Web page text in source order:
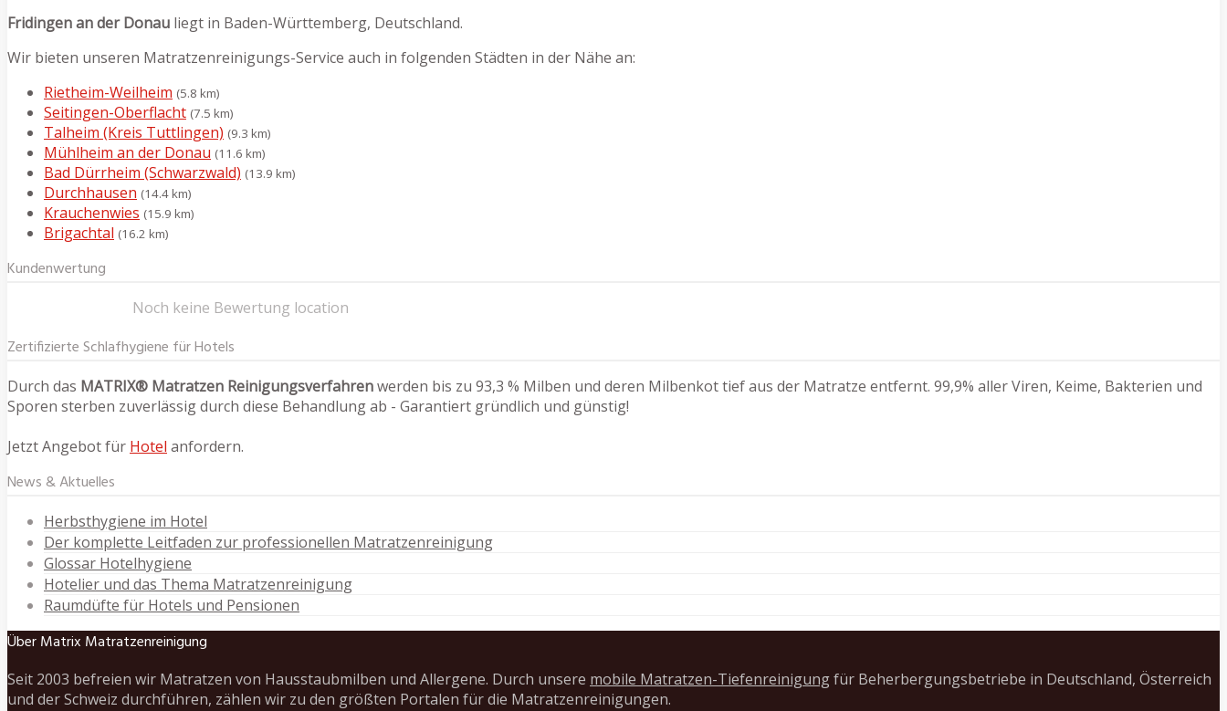
Fridingen an der Donau liegt in Baden-Württemberg, Deutschland.
Wir bieten unseren Matratzenreinigungs-Service auch in folgenden Städten in der Nähe an:
Rietheim-Weilheim (5.8 km)
Seitingen-Oberflacht (7.5 km)
Talheim (Kreis Tuttlingen) (9.3 km)
Mühlheim an der Donau (11.6 km)
Bad Dürrheim (Schwarzwald) (13.9 km)
Durchhausen (14.4 km)
Krauchenwies (15.9 km)
Brigachtal (16.2 km)
Kundenwertung
Noch keine Bewertung location
Zertifizierte Schlafhygiene für Hotels
Durch das MATRIX® Matratzen Reinigungsverfahrenwerden bis zu 93,3 % Milben und deren Milbenkot tief aus der Matratze entfernt. 99,9% aller Viren, Keime, Bakterien und
Sporen sterben zuverlässig durch diese Behandlung ab - Garantiert gründlich und günstig!
Jetzt Angebot für Hotel anfordern.
News & Aktuelles
Herbsthygiene im Hotel
Der komplette Leitfaden zur professionellen Matratzenreinigung
Glossar Hotelhygiene
Hotelier und das Thema Matratzenreinigung
Raumdüfte für Hotels und Pensionen
Über Matrix Matratzenreinigung
Seit 2003 befreien wir Matratzen von Hausstaubmilben und Allergene. Durch unsere mobile Matratzen-Tiefenreinigungfür Beherbergungsbetriebe in Deutschland, Österreich
und der Schweiz durchführen, zählen wir zu den größten Portalen für die Matratzenreinigungen.